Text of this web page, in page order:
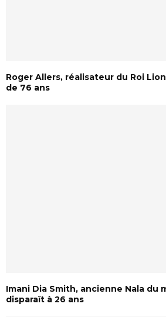
Roger Allers, réalisateur du Roi
de 76 ans
Imani Dia Smith, ancienne Nala du
disparaît à 26 ans